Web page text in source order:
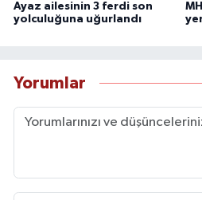
Ayaz ailesinin 3 ferdi son
yolculuğuna uğurlandı
Yorumlar